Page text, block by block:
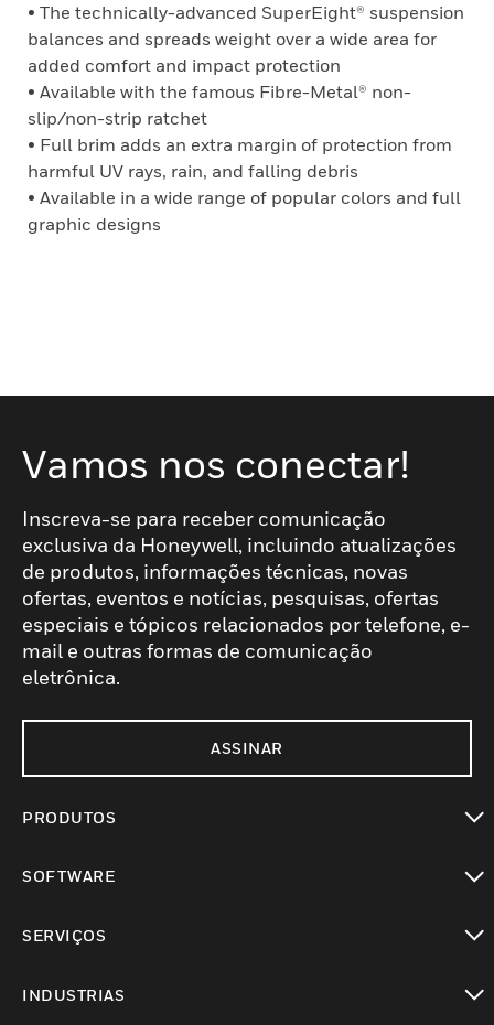
• The technically-advanced SuperEight® suspension
balances and spreads weight over a wide area for
added comfort and impact protection
• Available with the famous Fibre-Metal® non-
slip/non-strip ratchet
• Full brim adds an extra margin of protection from
harmful UV rays, rain, and falling debris
• Available in a wide range of popular colors and full
graphic designs
Vamos nos conectar!
Inscreva-se para receber comunicação
exclusiva da Honeywell, incluindo atualizações
de produtos, informações técnicas, novas
ofertas, eventos e notícias, pesquisas, ofertas
especiais e tópicos relacionados por telefone, e-
mail e outras formas de comunicação
eletrônica.
ASSINAR
PRODUTOS
SOFTWARE
SERVIÇOS
INDUSTRIAS